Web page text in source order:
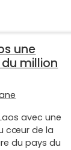
une
million
avec une
cœur de la
du pays du